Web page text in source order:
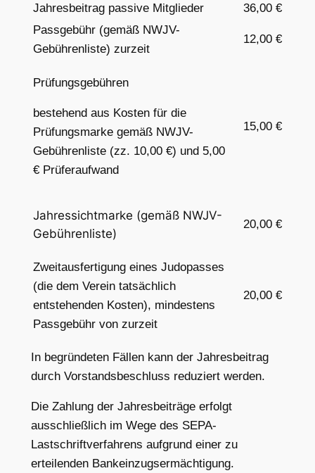
Jahresbeitrag passive Mitglieder
36,00 €
Passgebühr (gemäß NWJV-
Gebührenliste) zurzeit
12,00 €
Prüfungsgebühren
bestehend aus Kosten für die
Prüfungsmarke gemäß NWJV-
Gebührenliste (zz. 10,00 €) und 5,00
€ Prüferaufwand
15,00 €
Jahressichtmarke (gemäß NWJV-
Gebührenliste)
20,00 €
Zweitausfertigung eines Judopasses
(die dem Verein tatsächlich
entstehenden Kosten), mindestens
Passgebühr von zurzeit
20,00 €
In begründeten Fällen kann der Jahresbeitrag
durch Vorstandsbeschluss reduziert werden.
Die Zahlung der Jahresbeiträge erfolgt
ausschließlich im Wege des SEPA-
Lastschriftverfahrens aufgrund einer zu
erteilenden Bankeinzugsermächtigung.